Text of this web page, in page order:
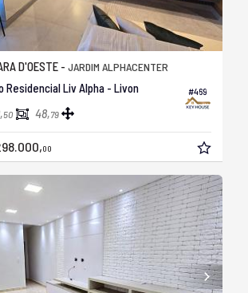
#469
D'OESTE - JARDIM ALPHACENTER
Residencial Liv Alpha - Livon
50 48,79
00